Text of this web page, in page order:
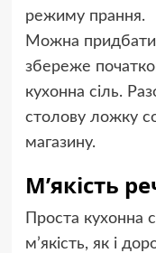
режиму прання.
Можна придбати
збереже
кухонна сіль.
столову ложку
магазину.
М’якість
Проста кухонна
м’якість, як і